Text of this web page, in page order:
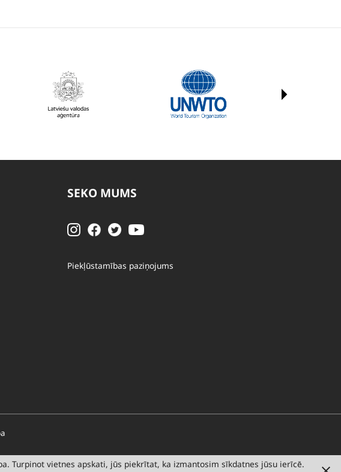
SEKO MUMS
Piekļūstamības paziņojums
Turpinot vietnes apskati, jūs piekrītat, ka izmantosim sīkdatnes jūsu ierīcē.